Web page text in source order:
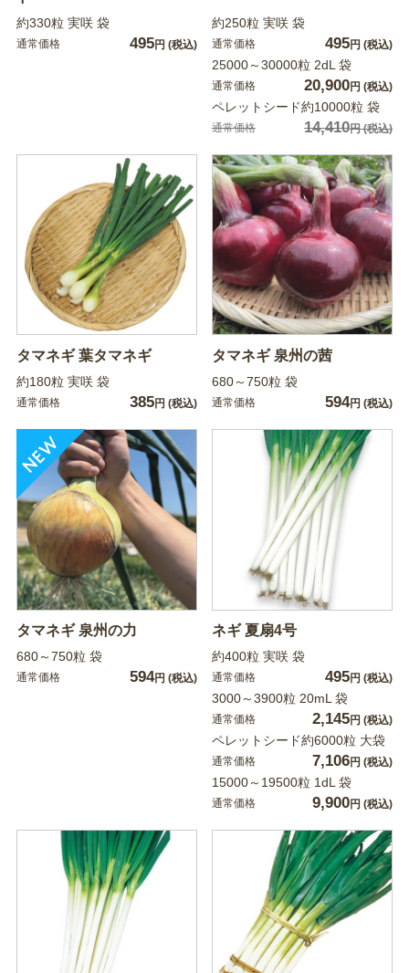
約330粒 実咲 袋
通常価格 495円 (税込)
約250粒 実咲 袋
通常価格 495円 (税込)
25000～30000粒 2dL 袋
通常価格 20,900円 (税込)
ペレットシード約10000粒 袋
通常価格 14,410円(税込)
タマネギ 葉タマネギ
約180粒 実咲 袋
通常価格 385円 (税込)
タマネギ 泉州の茜
680～750粒 袋
通常価格 594円 (税込)
タマネギ 泉州の力
680～750粒 袋
通常価格 594円 (税込)
ネギ 夏扇4号
約400粒 実咲 袋
通常価格 495円 (税込)
3000～3900粒 20mL 袋
通常価格 2,145円 (税込)
ペレットシード約6000粒 大袋
通常価格 7,106円 (税込)
15000～19500粒 1dL 袋
通常価格 9,900円 (税込)